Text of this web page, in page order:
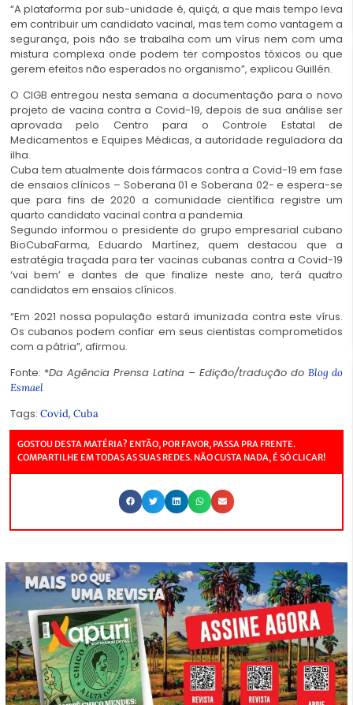
“A plataforma por sub-unidade é, quiçá, a que mais tempo leva
em contribuir um candidato vacinal, mas tem como vantagem a
segurança, pois não se trabalha com um vírus nem com uma
mistura complexa onde podem ter compostos tóxicos ou que
gerem efeitos não esperados no organismo”, explicou Guillén.
O CIGB entregou nesta semana a documentação para o novo
projeto de vacina contra a Covid-19, depois de sua análise ser
aprovada pelo Centro para o Controle Estatal de
Medicamentos e Equipes Médicas, a autoridade reguladora da
ilha.
Cuba tem atualmente dois fármacos contra a Covid-19 em fase
de ensaios clínicos – Soberana 01 e Soberana 02- e espera-se
que para fins de 2020 a comunidade científica registre um
quarto candidato vacinal contra a pandemia.
Segundo informou o presidente do grupo empresarial cubano
BioCubaFarma, Eduardo Martínez, quem destacou que a
estratégia traçada para ter vacinas cubanas contra a Covid-19
‘vai bem’ e dantes de que finalize neste ano, terá quatro
candidatos em ensaios clínicos.
“Em 2021 nossa população estará imunizada contra este vírus.
Os cubanos podem confiar em seus cientistas comprometidos
com a pátria”, afirmou.
Fonte: *Da Agência Prensa Latina – Edição/tradução do Blog do
Esmael
Tags: Covid, Cuba
GOSTOU DESTA MATÉRIA? ENTÃO, POR FAVOR, PASSA PRA FRENTE.
COMPARTILHE EM TODAS AS SUAS REDES. NÃO CUSTA NADA, É SÓ CLICAR!